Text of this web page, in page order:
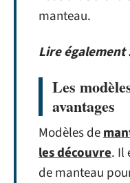
manteau.
Lire également
Les
avantages
Modèles de
les découvre. Il
de manteau